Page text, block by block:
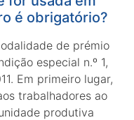
é obrigatório?
de prémio
especial n.º 1,
Em primeiro lugar,
trabalhadores ao
produtiva